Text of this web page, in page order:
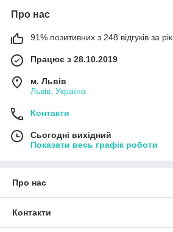
Про нас
91% позитивних з 248 відгуків за рік
Працює з 28.10.2019
м. Львів
Львів, Україна
Контакти
Сьогодні вихідний
Показати весь графік роботи
Про нас
Контакти